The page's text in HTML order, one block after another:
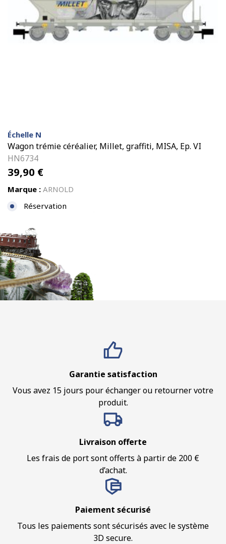
Échelle N
Wagon trémie céréalier, Millet, graffiti, MISA, Ep. VI
HN6734
39,90 €
Marque : ARNOLD
Réservation
Garantie satisfaction
Vous avez 15 jours pour échanger ou retourner votre
produit.
Livraison offerte
Les frais de port sont offerts à partir de 200 €
d’achat.
Paiement sécurisé
Tous les paiements sont sécurisés avec le système
3D secure.